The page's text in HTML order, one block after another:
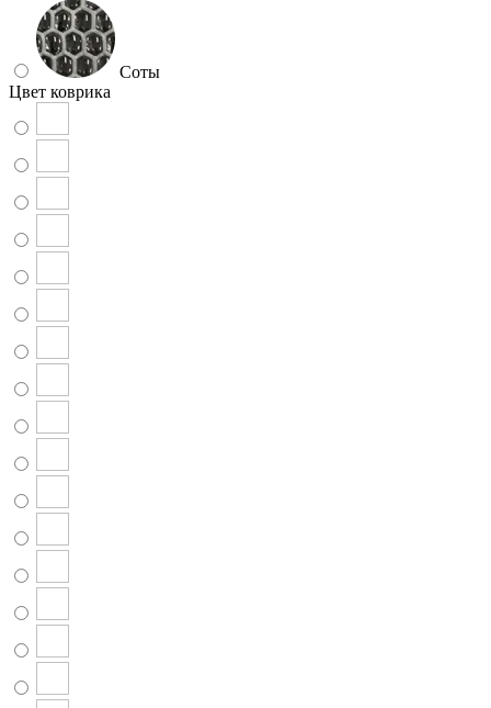
Соты
Цвет коврика